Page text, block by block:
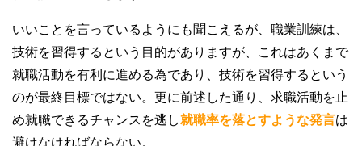
いいことを言っているようにも聞こえるが、職業訓練は、
技術を習得するという目的がありますが、これはあくまで
就職活動を有利に進める為であり、技術を習得するという
のが最終目標ではない。更に前述した通り、求職活動を止
め就職できるチャンスを逃し就職率を落とすような発言は
避けなければならない。